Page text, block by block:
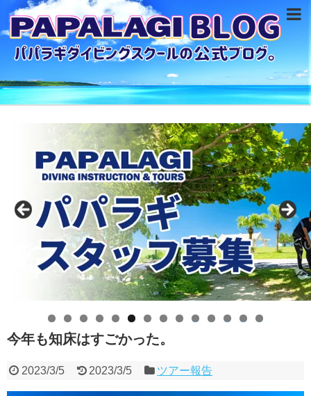
0 1 2 3 4
今年も知床はすごかった。
2023/3/5 2023/3/5 ツアー報告